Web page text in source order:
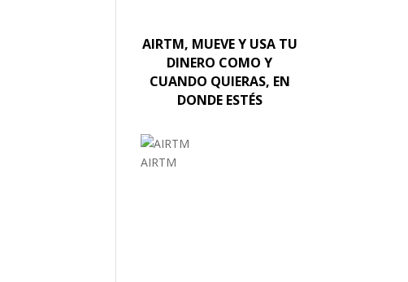
AIRTM, MUEVE Y USA TU
DINERO COMO Y
CUANDO QUIERAS, EN
DONDE ESTÉS
AIRTM